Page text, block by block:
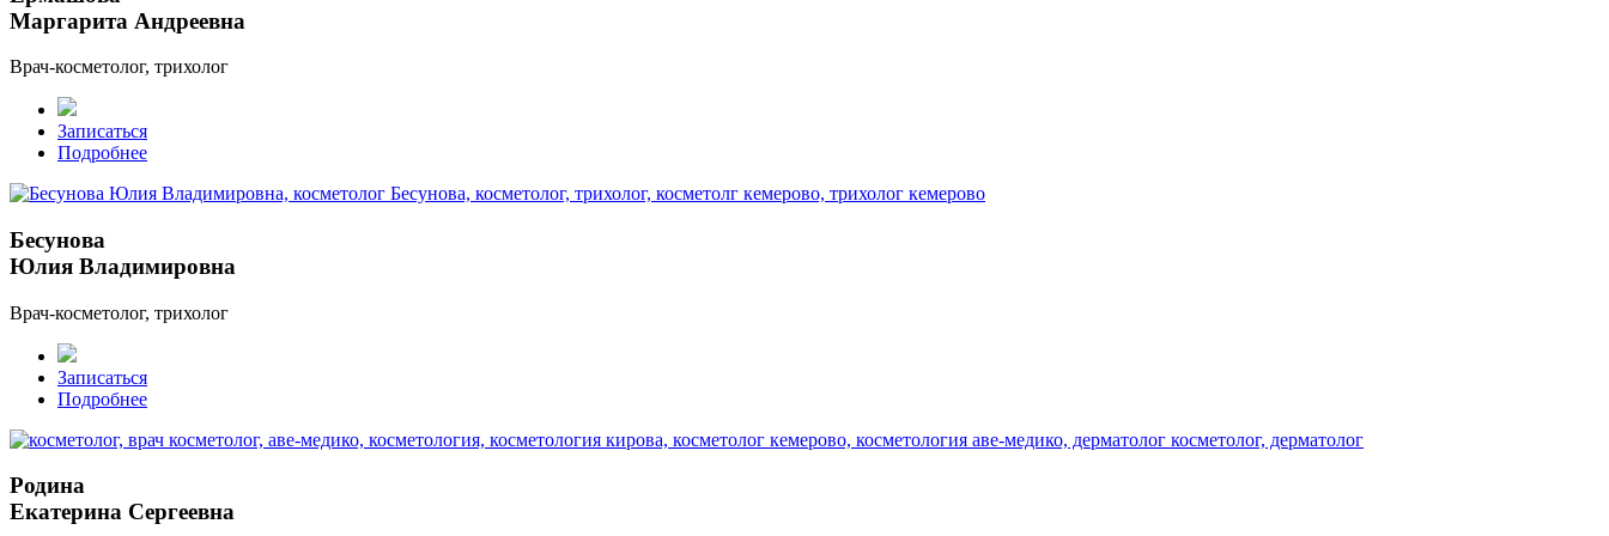
Маргарита Андреевна
Врач-косметолог, трихолог
Записаться
Подробнее
Бесунова
Юлия Владимировна
Врач-косметолог, трихолог
Записаться
Подробнее
Родина
Екатерина Сергеевна